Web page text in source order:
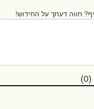
חווה דעתך על החידוש!